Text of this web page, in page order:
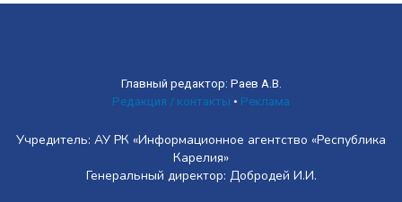
Главный редактор: Раев А.В.
Редакция / контакты • Реклама
Учредитель: АУ РК «Информационное агентство «Республика
Карелия»
Генеральный директор: Добродей И.И.